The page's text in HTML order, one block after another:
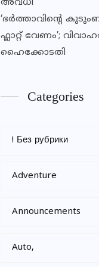
അവധി
‘ഭർത്താവിന്റെ
ഫ്ലാറ്റ് വേണം’;
ഹൈക്കോടതി
Categories
! Без рубрики
Adventure
Announcements
Auto,